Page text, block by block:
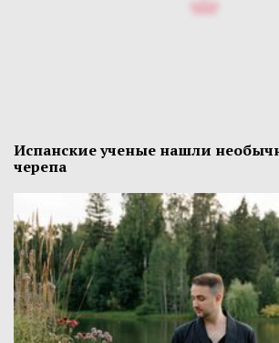
Испанские ученые нашли
черепа